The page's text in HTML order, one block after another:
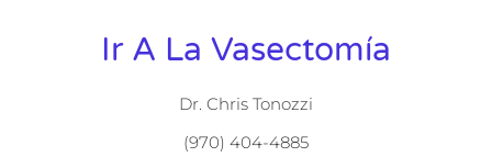
Ir A La Vasectomía
Dr. Chris Tonozzi
(970) 404-4885